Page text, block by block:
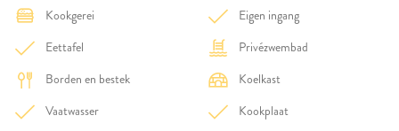
Kookgerei
Eettafel
Borden en bestek
Vaatwasser
Eigen ingang
Privézwembad
Koelkast
Kookplaat